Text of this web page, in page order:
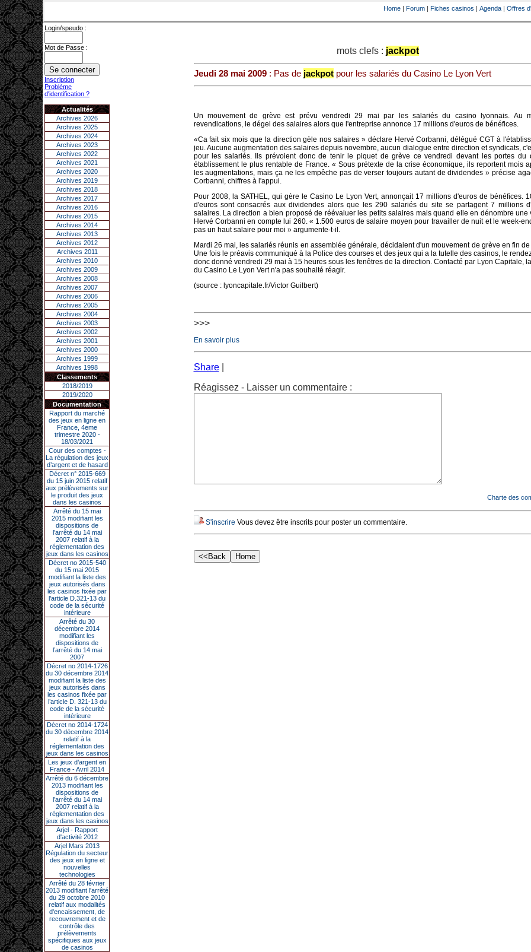
Home | Forum | Fiches casinos | Agenda | Offres
Login/speudo :
Mot de Passe :
Inscription
Problème
d'identification ?
Actualités
Archives 2026
Archives 2025
Archives 2024
Archives 2023
Archives 2022
Archives 2021
Archives 2020
Archives 2019
Archives 2018
Archives 2017
Archives 2016
Archives 2015
Archives 2014
Archives 2013
Archives 2012
Archives 2011
Archives 2010
Archives 2009
Archives 2008
Archives 2007
Archives 2006
Archives 2005
Archives 2004
Archives 2003
Archives 2002
Archives 2001
Archives 2000
Archives 1999
Archives 1998
Classements
2018/2019
2019/2020
Documentation
Rapport du marché
des jeux en ligne en
France, 4eme
trimestre 2020 -
18/03/2021
Cour des comptes -
La régulation des jeux
d’argent et de hasard
Décret n° 2015-669
du 15 juin 2015 relatif
aux prélèvements sur
le produit des jeux
dans les casinos
Arrêté du 15 mai
2015 modifiant les
dispositions de
l’arrêté du 14 mai
2007 relatif à la
réglementation des
jeux dans les casinos
Décret no 2015-540
du 15 mai 2015
modifiant la liste des
jeux autorisés dans
les casinos fixée par
l’article D.321-13 du
code de la sécurité
intérieure
Arrêté du 30
décembre 2014
modifiant les
dispositions de
l’arrêté du 14 mai
2007
Décret no 2014-1726
du 30 décembre 2014
modifiant la liste des
jeux autorisés dans
les casinos fixée par
l’article D. 321-13 du
code de la sécurité
intérieure
Décret no 2014-1724
du 30 décembre 2014
relatif à la
réglementation des
jeux dans les casinos
Les jeux d’argent en
France - Avril 2014
Arrêté du 6 décembre
2013 modifiant les
dispositions de
l’arrêté du 14 mai
2007 relatif à la
réglementation des
jeux dans les casinos
Arjel - Rapport
d'activité 2012
Arjel Mars 2013
Régulation du secteur
des jeux en ligne et
nouvelles
technologies
Arrêté du 28 février
2013 modifiant l'arrêté
du 29 octobre 2010
relatif aux modalités
d'encaissement, de
recouvrement et de
contrôle des
prélèvements
spécifiques aux jeux
de casinos
mots clefs : jackpot
Jeudi 28 mai 2009: Pas de jackpotpour les salariés du Casino Le Lyon Vert
Un mouvement de grève est prévu vendredi 29 mai par les salariés du casino lyonnais. Au
revendications, le dégel des salaires alors que l'entreprise annonce 17 millions d'euros de bénéfices.
«Ca fait six mois que la direction gèle nos salaires » déclare Hervé Corbanni, délégué CGT à
jeu. Aucune augmentation des salaires depuis novembre, aucun dialogue entre direction et syndicats,
pour les salariés. Ils prévoient donc de tenir le piquet de grève ce vendredi devant les portes du
établissement le plus rentable de France. « Sous prétexte de la crise économique, ils reportent mois
les augmentations, mais ça ne les empêche pas de verser toujours autant de dividendes » précise
Corbanni, chiffres à l'appui.
Pour 2008, la SATHEL, qui gère le Casino Le Lyon Vert, annonçait 17 millions d'euros de bénéfices.
d'euros sont consacrés aux dividendes alors que les 290 salariés du site se partagent 7 millions
salaires. La direction a bien proposé de réévaluer les petits salaires mais quand elle en dénombre une
Hervé Corbanni en compte lui 260. « 1.500 euros de salaire moyen pour travailler de nuit et le week-
pas un haut salaire pour moi » argumente-t-il.
Mardi 26 mai, les salariés réunis en assemblée générale, décidaient d'un mouvement de grève en fin
Une fois le préavis communiqué à la Police des courses et des jeux qui a la tutelle des casinos, le
donc donné vendredi 29 mai à 15 heures sous les fenêtres de la direction. Contacté par Lyon Capitale,
du Casino Le Lyon Vert n'a pas souhaité réagir.
(source : lyoncapitale.fr/Victor Guilbert)
>>>
En savoir plus
Share
Réagissez - Laisser un commentaire :
Charte des
S'inscrire Vous devez être inscrits pour poster un commentaire.